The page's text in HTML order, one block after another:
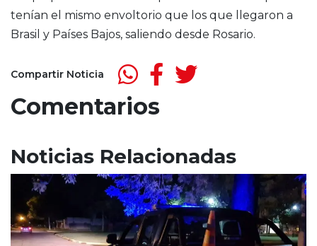
tenían el mismo envoltorio que los que llegaron a
Brasil y Países Bajos, saliendo desde Rosario.
Compartir Noticia
Comentarios
Noticias Relacionadas